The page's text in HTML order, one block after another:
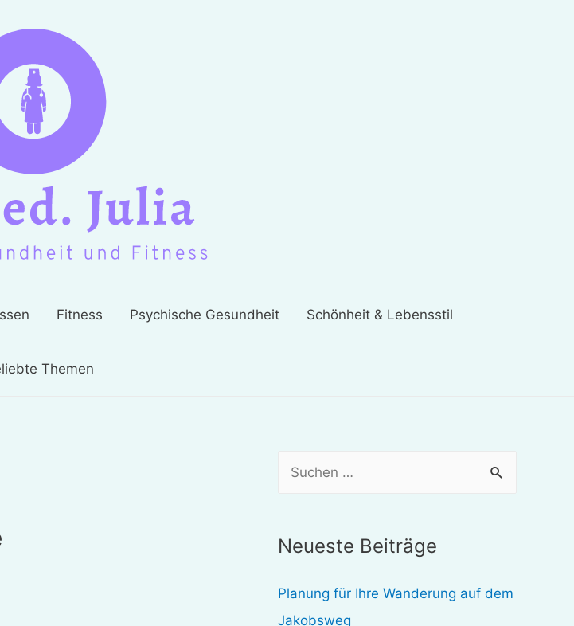
Fitness Psychische Gesundheit Schönheit & Lebensstil
Themen
h
n
Neueste Beiträge
Planung für Ihre Wanderung auf dem
Jakobsweg